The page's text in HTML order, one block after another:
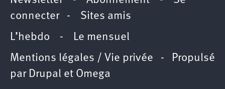
connecter- Sites amis
L’hebdo - Le mensuel
Mentions légales / Vie privée - Propulsé
par Drupal et Omega